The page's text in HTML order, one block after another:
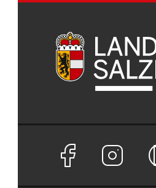
Facebook Seite von
Instagram